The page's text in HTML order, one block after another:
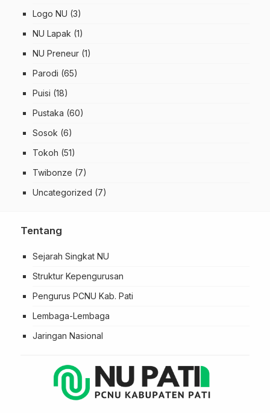
Logo NU (3)
NU Lapak (1)
NU Preneur (1)
Parodi (65)
Puisi (18)
Pustaka (60)
Sosok (6)
Tokoh (51)
Twibonze (7)
Uncategorized (7)
Tentang
Sejarah Singkat NU
Struktur Kepengurusan
Pengurus PCNU Kab. Pati
Lembaga-Lembaga
Jaringan Nasional